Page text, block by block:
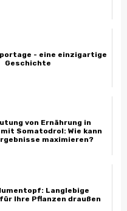
- eine einzigartige
Geschichte
von Ernährung in
Somatodrol: Wie kann
maximieren?
Langlebige
Ihre Pflanzen draußen